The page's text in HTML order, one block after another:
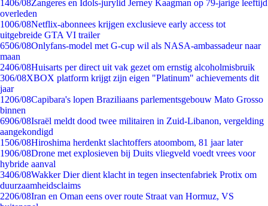
1406/08Zangeres en Idols-jurylid Jerney Kaagman op 79-jarige leeftijd
overleden
1006/08Netflix-abonnees krijgen exclusieve early access tot
uitgebreide GTA VI trailer
6506/08Onlyfans-model met G-cup wil als NASA-ambassadeur naar
maan
2406/08Huisarts per direct uit vak gezet om ernstig alcoholmisbruik
306/08XBOX platform krijgt zijn eigen "Platinum" achievements dit
jaar
1206/08Capibara's lopen Braziliaans parlementsgebouw Mato Grosso
binnen
6906/08Israël meldt dood twee militairen in Zuid-Libanon, vergelding
aangekondigd
1506/08Hiroshima herdenkt slachtoffers atoombom, 81 jaar later
1906/08Drone met explosieven bij Duits vliegveld voedt vrees voor
hybride aanval
3406/08Wakker Dier dient klacht in tegen insectenfabriek Protix om
duurzaamheidsclaims
2206/08Iran en Oman eens over route Straat van Hormuz, VS